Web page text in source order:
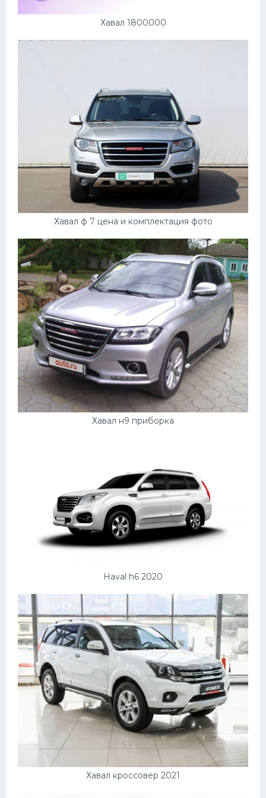
Хавал 1800000
Хавал ф 7 цена и комплектация фото
Хавал н9 приборка
Haval h6 2020
Хавал кроссовер 2021